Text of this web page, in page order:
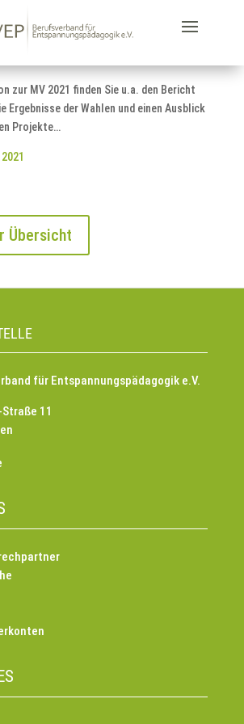
zur MV 2021 finden Sie u.a. den Bericht
Ergebnisse der Wahlen und einen Ausblick
Projekte…
Übersicht
für Entspannungspädagogik e.V.
11